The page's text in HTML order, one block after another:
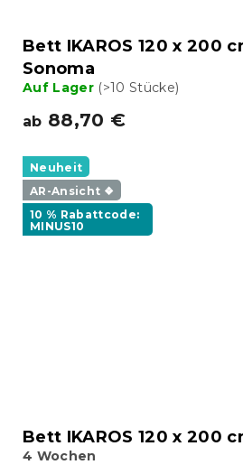
Bett IKAROS 120 x 200
Sonoma
Auf Lager (>10 Stücke)
ab 88,70 €
Neuheit
AR-Ansicht ❖
10 % Rabattcode:
MINUS10
Bett IKAROS 120 x 200
4 Wochen